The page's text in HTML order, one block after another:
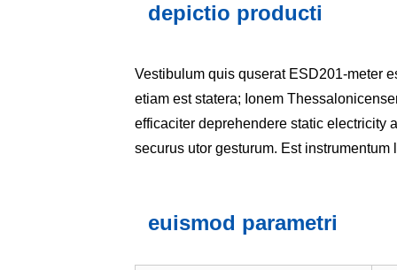
depictio producti
Vestibulum quis quserat ESD201-meter
etiam est statera; Ionem
efficaciter deprehendere static electricity
securus utor gesturum. Est
euismod parametri